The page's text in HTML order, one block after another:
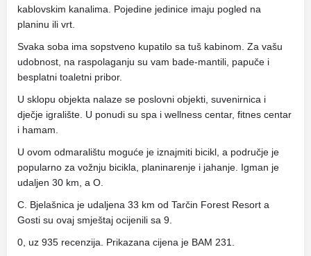
kablovskim kanalima. Pojedine jedinice imaju pogled na
planinu ili vrt.
Svaka soba ima sopstveno kupatilo sa tuš kabinom. Za vašu
udobnost, na raspolaganju su vam bade-mantili, papuče i
besplatni toaletni pribor.
U sklopu objekta nalaze se poslovni objekti, suvenirnica i
dječje igralište. U ponudi su spa i wellness centar, fitnes centar
i hamam.
U ovom odmaralištu moguće je iznajmiti bicikl, a područje je
popularno za vožnju bicikla, planinarenje i jahanje. Igman je
udaljen 30 km, a O.
C. Bjelašnica je udaljena 33 km od Tarčin Forest Resort a
Gosti su ovaj smještaj ocijenili sa 9.
0, uz 935 recenzija. Prikazana cijena je BAM 231.